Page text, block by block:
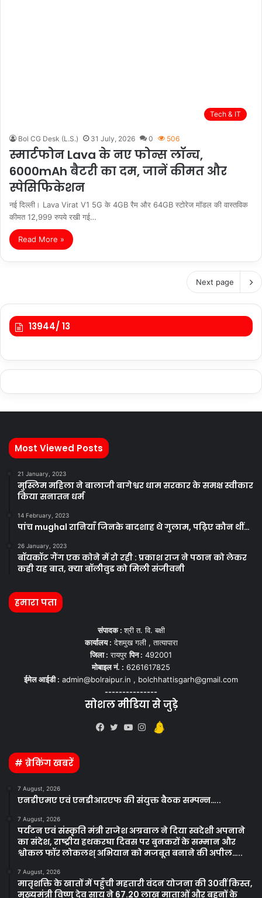
Tech & IT
Bol CG Desk (L.S.) 31 July, 2026 0 506
स्मार्टफोन Lava के नए फोन्स लॉन्च,
6000mAh बैटरी का दम, जानें कीमत और
स्पेसिफिकेशन
नई दिल्ली। Lava Virat V1 5G के 4GB रैम और 64GB स्टोरेज मॉडल की वास्तविक
कीमत 12,999 रुपये रखी गई…
Read More »
Next page
13944/ 13
Most Viewed Posts
21 January, 2023
मुस्लिम महिला ने बालाजी बागेश्वर धाम सरकार के समक्ष स्वीकार
किया सनातन धर्म
14 February, 2023
पांच mughal रानियाँ जिनके बादशाह थे गुलाम, पढ़िए कौन थीं…
26 January, 2023
बॉयकॉट गैंग एक कोने में रो रही : प्रकाश राज ने पठान को लेकर
कही यह बात, क्या बॉलीवुड को मिली संजीवनी
हमारा पता
संपादक :श्री त. वि. बक्षी
कार्यालय : देशमुख गली , तात्यापारा
जिला : रायपुरपिन : 492001
मोबाइल नं. : 6261617825
ईमेल आईडी : admin@bolraipur.in , bolchhattisgarh@gmail.com
---------------
सोशल मीडिया से जुड़े
# ब्रेकिंग खबरें
7 August, 2026
एनडीएमए एवं एनडीआरएफ की संयुक्त बैठक सम्पन्न…..
7 August, 2026
पर्यटन एवं संस्कृति मंत्री राजेश अग्रवाल ने दिया स्वदेशी अपनाने
का संदेश, राष्ट्रीय हथकरघा दिवस पर बुनकरों के सम्मान और
श्वोकल फॉर लोकलश् अभियान को मजबूत बनाने की अपील…..
7 August, 2026
मातृशक्ति के खातों में पहुँची महतारी वंदन योजना की 30वीं किस्त,
मुख्यमंत्री विष्णु देव साय ने 67.20 लाख माताओं और बहनों के